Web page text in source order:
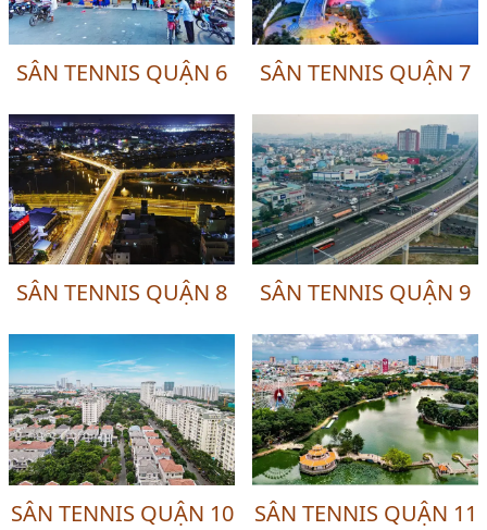
SÂN TENNIS QUẬN 6 SÂN TENNIS QUẬN 7
SÂN TENNIS QUẬN 8 SÂN TENNIS QUẬN 9
SÂN TENNIS QUẬN 10 SÂN TENNIS QUẬN 11